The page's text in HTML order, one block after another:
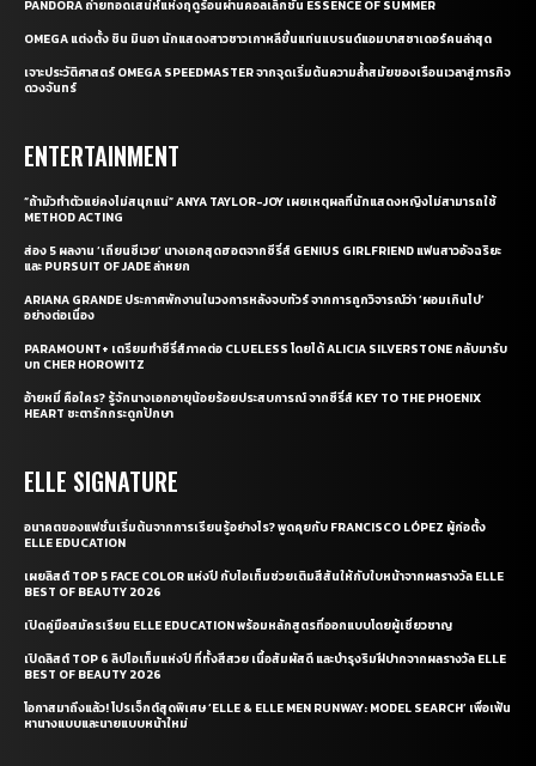
PANDORA ถ่ายทอดเสน่ห์แห่งฤดูร้อนผ่านคอลเล็กชั่น ESSENCE OF SUMMER
OMEGA แต่งตั้ง ชิน มินอา นักแสดงสาวชาวเกาหลีขึ้นแท่นแบรนด์แอมบาสซาเดอร์คนล่าสุด
เจาะประวัติศาสตร์ OMEGA SPEEDMASTER จากจุดเริ่มต้นความล้ำสมัยของเรือนเวลาสู่ภารกิจ
ดวงจันทร์
ENTERTAINMENT
“ถ้ามัวทำตัวแย่คงไม่สนุกแน่” ANYA TAYLOR-JOY เผยเหตุผลที่นักแสดงหญิงไม่สามารถใช้
METHOD ACTING
ส่อง 5 ผลงาน ‘เถียนซีเวย’ นางเอกสุดฮอตจากซีรี่ส์ GENIUS GIRLFRIEND แฟนสาวอัจฉริยะ
และ PURSUIT OF JADE ล่าหยก
ARIANA GRANDE ประกาศพักงานในวงการหลังจบทัวร์ จากการถูกวิจารณ์ว่า ‘ผอมเกินไป’
อย่างต่อเนื่อง
PARAMOUNT+ เตรียมทำซีรี่ส์ภาคต่อ CLUELESS โดยได้ ALICIA SILVERSTONE กลับมารับ
บท CHER HOROWITZ
อ้ายหมี่ คือใคร? รู้จักนางเอกอายุน้อยร้อยประสบการณ์ จากซีรี่ส์ KEY TO THE PHOENIX
HEART ชะตารักกระดูกปักษา
ELLE SIGNATURE
อนาคตของแฟชั่นเริ่มต้นจากการเรียนรู้อย่างไร? พูดคุยกับ FRANCISCO LÓPEZ ผู้ก่อตั้ง
ELLE EDUCATION
เผยลิสต์ TOP 5 FACE COLOR แห่งปี กับไอเท็มช่วยเติมสีสันให้กับใบหน้าจากผลรางวัล ELLE
BEST OF BEAUTY 2026
เปิดคู่มือสมัครเรียน ELLE EDUCATION พร้อมหลักสูตรที่ออกแบบโดยผู้เชี่ยวชาญ
เปิดลิสต์ TOP 6 ลิปไอเท็มแห่งปี ที่ทั้งสีสวย เนื้อสัมผัสดี และบำรุงริมฝีปากจากผลรางวัล ELLE
BEST OF BEAUTY 2026
โอกาสมาถึงแล้ว! โปรเจ็กต์สุดพิเศษ ‘ELLE & ELLE MEN RUNWAY: MODEL SEARCH’ เพื่อเฟ้น
หานางแบบและนายแบบหน้าใหม่